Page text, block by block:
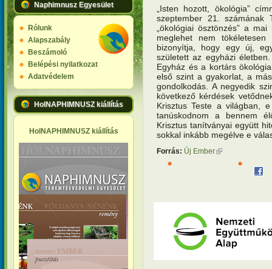
Naphimnusz Egyesület
Rólunk
Alapszabály
Beszámoló
Belépési nyilatkozat
Adatvédelem
HolNAPHIMNUSZ kiállítás
HolNAPHIMNUSZ kiállítás
„Isten hozott, ökológia”
szeptember 21. számának
„ökológiai ösztönzés” a
meglehet nem
bizonyítja, hogy egy új,
született az egyházi
Egyház és a kortárs
első szint a gyakorlat, a
gondolkodás. A negyedik
következő kérdések
Krisztus Teste a világban,
tanúskodnom a bennem
Krisztus tanítványai együtt
sokkal inkább megélve e
Forrás: Új Ember(külső